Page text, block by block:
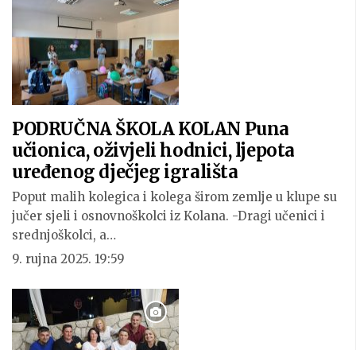
PODRUČNA ŠKOLA KOLAN Puna
učionica, oživjeli hodnici, ljepota
uređenog dječjeg igrališta
Poput malih kolegica i kolega širom zemlje u klupe su
jučer sjeli i osnovnoškolci iz Kolana. -Dragi učenici i
srednjoškolci, a…
9. rujna 2025. 19:59